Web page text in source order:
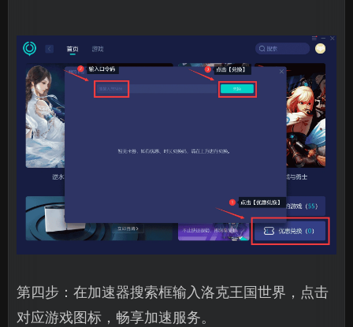
第四步：在加速器搜索框输入洛克王国世界，点击
对应游戏图标，畅享加速服务。